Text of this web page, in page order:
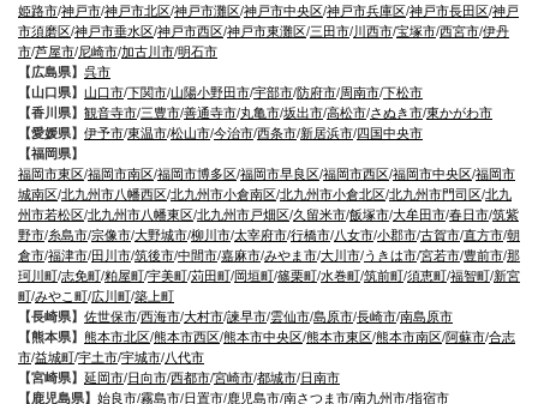
姫路市/神戸市/神戸市北区/神戸市灘区/神戸市中央区/神戸市兵庫区/神戸市長田区/神戸
市須磨区/神戸市垂水区/神戸市西区/神戸市東灘区/三田市/川西市/宝塚市/西宮市/伊丹
市/芦屋市/尼崎市/加古川市/明石市
【広島県】 呉市
【山口県】 山口市/下関市/山陽小野田市/宇部市/防府市/周南市/下松市
【香川県】 観音寺市/三豊市/善通寺市/丸亀市/坂出市/高松市/さぬき市/東かがわ市
【愛媛県】 伊予市/東温市/松山市/今治市/西条市/新居浜市/四国中央市
【福岡県】
福岡市東区/福岡市南区/福岡市博多区/福岡市早良区/福岡市西区/福岡市中央区/福岡市
城南区/北九州市八幡西区/北九州市小倉南区/北九州市小倉北区/北九州市門司区/北九
州市若松区/北九州市八幡東区/北九州市戸畑区/久留米市/飯塚市/大牟田市/春日市/筑紫
野市/糸島市/宗像市/大野城市/柳川市/太宰府市/行橋市/八女市/小郡市/古賀市/直方市/朝
倉市/福津市/田川市/筑後市/中間市/嘉麻市/みやま市/大川市/うきは市/宮若市/豊前市/那
珂川町/志免町/粕屋町/宇美町/苅田町/岡垣町/篠栗町/水巻町/筑前町/須恵町/福智町/新宮
町/みやこ町/広川町/築上町
【長崎県】 佐世保市/西海市/大村市/諫早市/雲仙市/島原市/長崎市/南島原市
【熊本県】 熊本市北区/熊本市西区/熊本市中央区/熊本市東区/熊本市南区/阿蘇市/合志
市/益城町/宇土市/宇城市/八代市
【宮崎県】 延岡市/日向市/西都市/宮崎市/都城市/日南市
【鹿児島県】 始良市/霧島市/日置市/鹿児島市/南さつま市/南九州市/指宿市